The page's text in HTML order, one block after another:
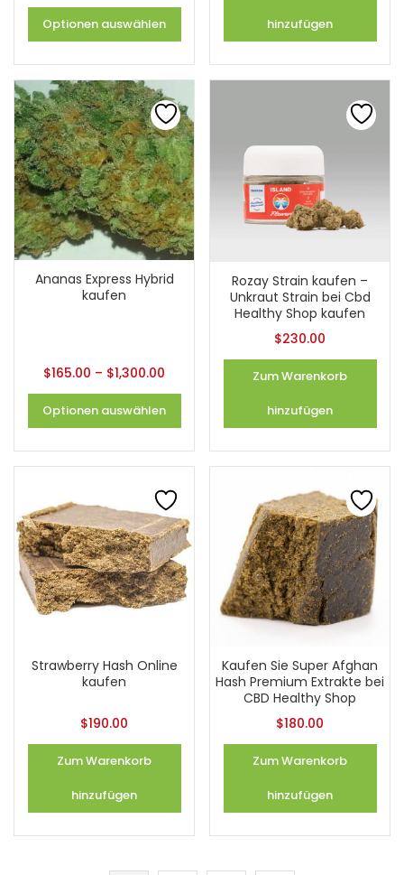
Optionen auswählen
hinzufügen
Ananas Express Hybrid
kaufen
$165.00 – $1,300.00
Optionen auswählen
Rozay Strain kaufen –
Unkraut Strain bei Cbd
Healthy Shop kaufen
$230.00
Zum Warenkorb
hinzufügen
Strawberry Hash Online
kaufen
$190.00
Zum Warenkorb
hinzufügen
Kaufen Sie Super Afghan
Hash Premium Extrakte bei
CBD Healthy Shop
$180.00
Zum Warenkorb
hinzufügen